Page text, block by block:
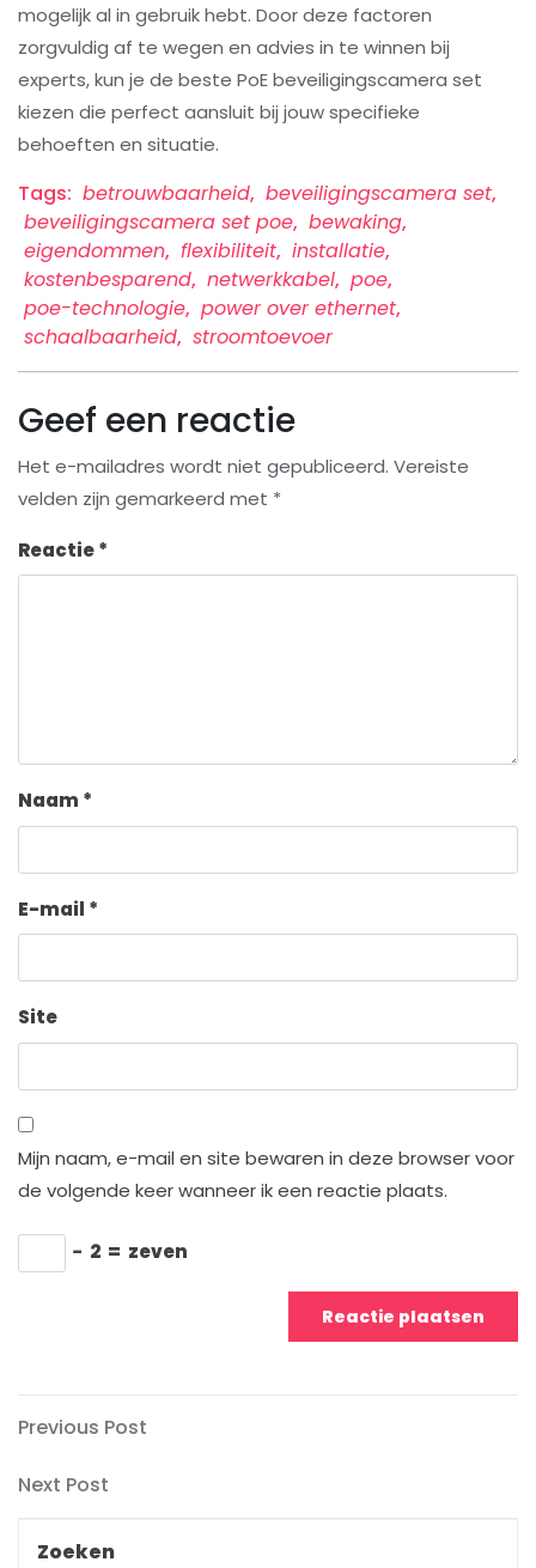
mogelijk al in gebruik hebt. Door deze factoren
zorgvuldig af te wegen en advies in te winnen bij
experts, kun je de beste PoE beveiligingscamera set
kiezen die perfect aansluit bij jouw specifieke
behoeften en situatie.
Tags: betrouwbaarheid, beveiligingscamera set,
beveiligingscamera set poe, bewaking,
eigendommen, flexibiliteit, installatie,
kostenbesparend, netwerkkabel, poe,
poe-technologie, power over ethernet,
schaalbaarheid, stroomtoevoer
Geef een reactie
Het e-mailadres wordt niet gepubliceerd. Vereiste
velden zijn gemarkeerd met *
Reactie*
Naam *
E-mail *
Site
Mijn naam, e-mail en site bewaren in deze browser voor
de volgende keer wanneer ik een reactie plaats.
− 2 = zeven
Berichtnavigatie
Previous
Previous Post
Next
Next Post
Zoeken